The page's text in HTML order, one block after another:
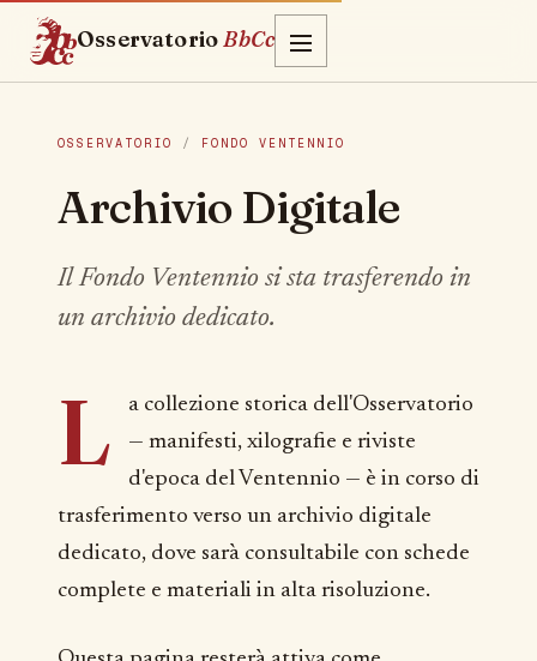
OsservatorioBbCc
OSSERVATORIO / FONDO VENTENNIO
Archivio Digitale
Il Fondo Ventennio si sta trasferendo in
un archivio dedicato.
L
a collezione storica dell'Osservatorio
— manifesti, xilografie e riviste
d'epoca del Ventennio — è in corso di
trasferimento verso un archivio digitale
dedicato, dove sarà consultabile con schede
complete e materiali in alta risoluzione.